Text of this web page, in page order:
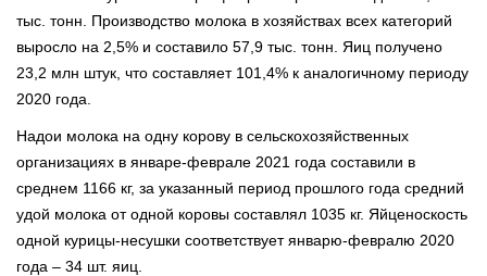
тыс. тонн. Производство молока в хозяйствах всех категорий
выросло на 2,5% и составило 57,9 тыс. тонн. Яиц получено
23,2 млн штук, что составляет 101,4% к аналогичному периоду
2020 года.
Надои молока на одну корову в сельскохозяйственных
организациях в январе-феврале 2021 года составили в
среднем 1166 кг, за указанный период прошлого года средний
удой молока от одной коровы составлял 1035 кг. Яйценоскость
одной курицы-несушки соответствует январю-февралю 2020
года – 34 шт. яиц.